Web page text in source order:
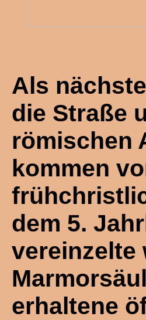
Als
die Straße
römischen
kommen
dem 5.
vereinzelte
erhaltene